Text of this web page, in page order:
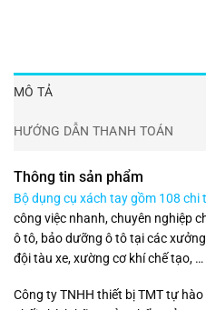
MÔ TẢ
HƯỚNG DẪN THANH TOÁN
Thông tin sản phẩm
Bộ dụng cụ xách tay gồm 108 chi
công việc nhanh, chuyên nghiệp
ô tô, bảo dưỡng ô tô tại các
đội tàu xe, xường cơ khí chế tạo, …
Công ty TNHH thiết bị TMT tự